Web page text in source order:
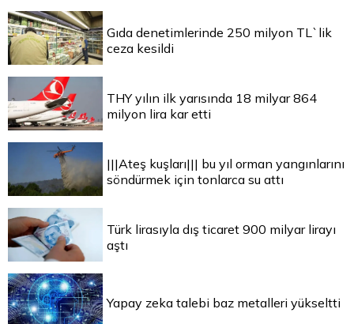
Gıda denetimlerinde 250 milyon TL`lik
ceza kesildi
THY yılın ilk yarısında 18 milyar 864
milyon lira kar etti
|||Ateş kuşları||| bu yıl orman yangınlarını
söndürmek için tonlarca su attı
Türk lirasıyla dış ticaret 900 milyar lirayı
aştı
Yapay zeka talebi baz metalleri yükseltti